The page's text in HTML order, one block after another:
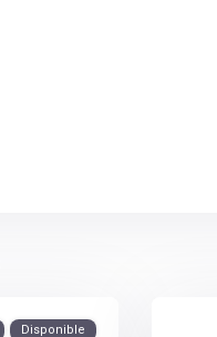
Disponible